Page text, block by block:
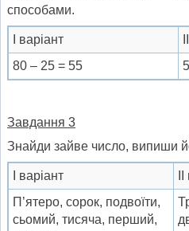
способами.
І варіант
80 – 25 = 55
Завдання 3
Знайди зайве число, випиши
І варіант
П’ятеро, сорок, подвоїти,
сьомий, тисяча, перший,